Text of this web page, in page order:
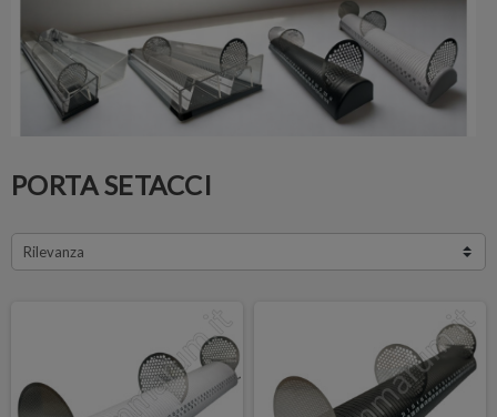
PORTA SETACCI
Rilevanza